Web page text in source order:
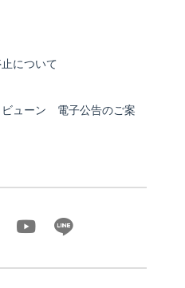
について
ビューン 電子公告のご案